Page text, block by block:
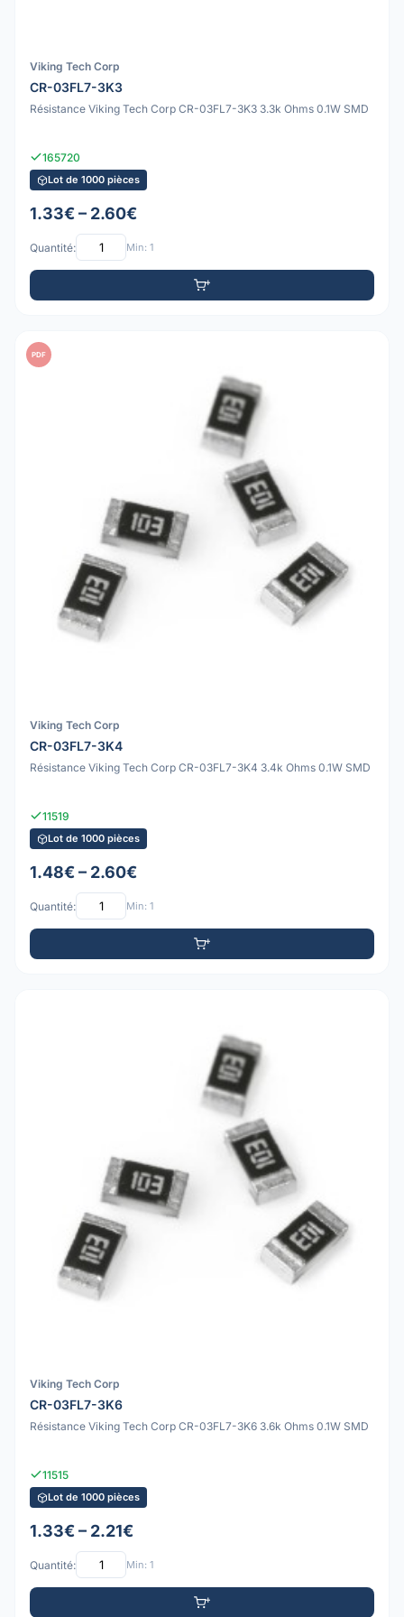
Viking Tech Corp
CR-03FL7-3K3
Résistance Viking Tech Corp CR-03FL7-3K3 3.3k Ohms 0.1W SMD
165720
Lot de 1000 pièces
1.33€ – 2.60€
Quantité: Min: 1
PDF
Viking Tech Corp
CR-03FL7-3K4
Résistance Viking Tech Corp CR-03FL7-3K4 3.4k Ohms 0.1W SMD
11519
Lot de 1000 pièces
1.48€ – 2.60€
Quantité: Min: 1
Viking Tech Corp
CR-03FL7-3K6
Résistance Viking Tech Corp CR-03FL7-3K6 3.6k Ohms 0.1W SMD
11515
Lot de 1000 pièces
1.33€ – 2.21€
Quantité: Min: 1